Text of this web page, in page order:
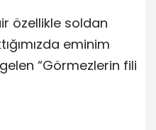
özellikle soldan
eminim
“Görmezlerin fili